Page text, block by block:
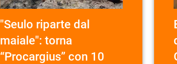
"Seulo riparte dal
maiale": torna
“Procargius” con 10